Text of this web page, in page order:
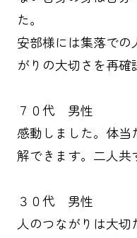
た。
安部様には集落での
がりの大切さを再確
７０代 男性
感動しました。体
解できます。二人共
３０代 男性
人のつながりは大切